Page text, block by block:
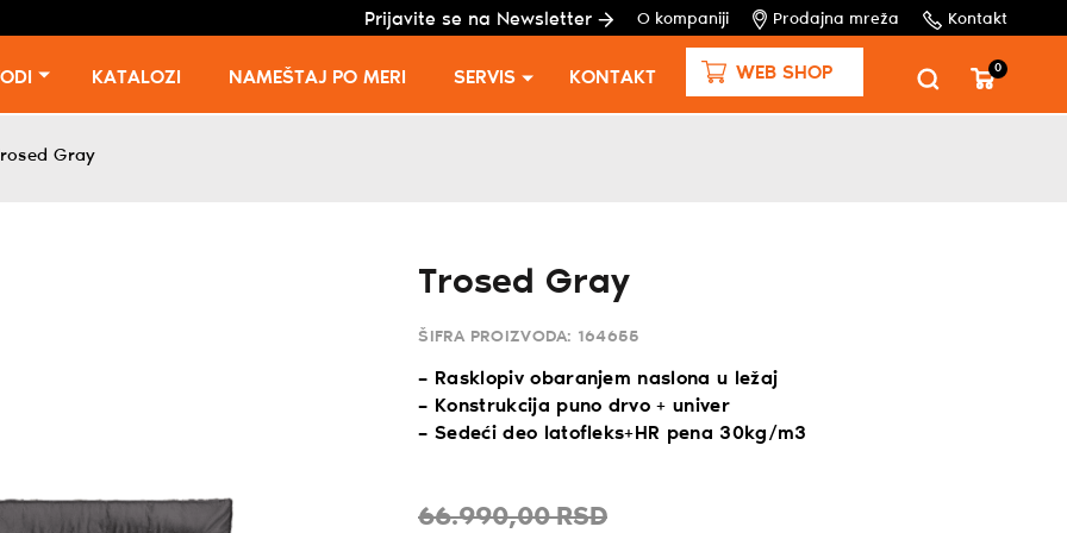
Prijavite se na Newsletter O kompaniji Prodajna mreža Kontakt
KATALOZI NAMEŠTAJ PO MERI SERVIS KONTAKT WEB SHOP 0
Gray
Trosed Gray
ŠIFRA PROIZVODA: 164655
– Rasklopiv obaranjem naslona u ležaj
– Konstrukcija puno drvo + univer
– Sedeći deo latofleks+HR pena 30kg/m3
66.990,00 RSD